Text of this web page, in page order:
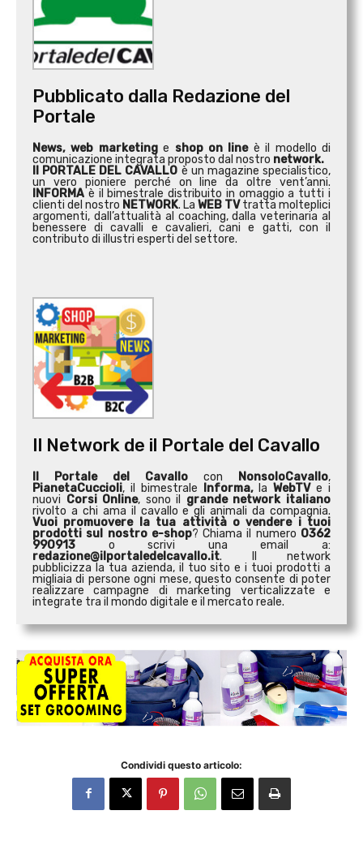
Pubblicato dalla Redazione del
Portale
News, web marketinge shop on line è il modello di
comunicazione integrata proposto dal nostro network.
Il PORTALE DEL CAVALLO è un magazine specialistico,
un vero pioniere perché on line da oltre vent’anni.
INFORMA è il bimestrale distribuito in omaggio a tutti i
clienti del nostro NETWORK. La WEB TVtratta molteplici
argomenti, dall’attualità al coaching, dalla veterinaria al
benessere di cavalli e cavalieri, cani e gatti, con il
contributo di illustri esperti del settore.
Il Network de il Portale del Cavallo
Il Portale del Cavallo con NonsoloCavallo,
PianetaCuccioli, il bimestrale Informa,laWebTVe i
nuovi Corsi Online, sono il grande network italiano
rivolto a chi ama il cavallo e gli animali da compagnia.
Vuoi promuovere la tua attività ovendere i tuoi
prodotti sul nostro e-shop? Chiama il numero 0362
990913 o scrivi una email a:
redazione@ilportaledelcavallo.it. Il network
pubblicizza la tua azienda, il tuo sito e i tuoi prodotti a
migliaia di persone ogni mese, questo consente di poter
realizzare campagne di marketing verticalizzate e
integrate tra il mondo digitale e il mercato reale.
Condividi questo articolo: